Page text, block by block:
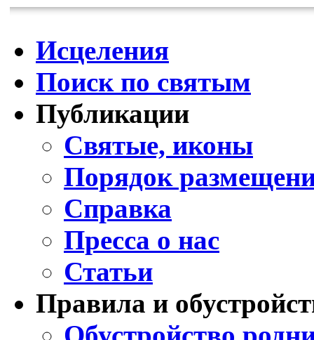
Исцеления
Поиск по святым
Публикации
Святые, иконы
Порядок
Справка
Пресса о нас
Статьи
Правила и